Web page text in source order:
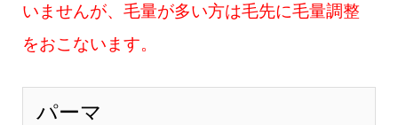
いませんが、毛量が多い方は毛先に毛量調整
をおこないます。
パーマ